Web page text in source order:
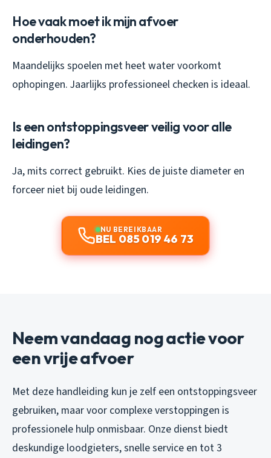
Hoe vaak moet ik mijn afvoer
onderhouden?
Maandelijks spoelen met heet water voorkomt
ophopingen. Jaarlijks professioneel checken is ideaal.
Is een ontstoppingsveer veilig voor alle
leidingen?
Ja, mits correct gebruikt. Kies de juiste diameter en
forceer niet bij oude leidingen.
NU BEREIKBAAR
BEL 085 019 46 73
Neem vandaag nog actie voor
een vrije afvoer
Met deze handleiding kun je zelf een ontstoppingsveer
gebruiken, maar voor complexe verstoppingen is
professionele hulp onmisbaar. Onze dienst biedt
deskundige loodgieters, snelle service en tot 3